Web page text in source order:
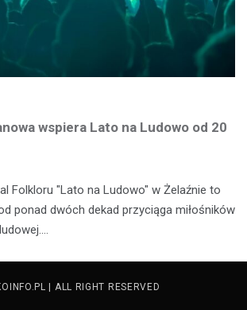
wspiera Lato na Ludowo od 20
Folkloru "Lato na Ludowo" w Żelaźnie to
ponad dwóch dekad przyciąga miłośników
| ALL RIGHT RESERVED